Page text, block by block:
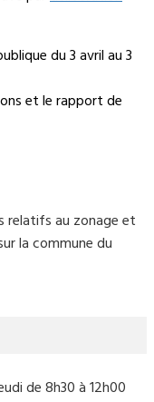
du 3 avril au 3
et le rapport de
relatifs au zonage et
la commune du
de 8h30 à 12h00